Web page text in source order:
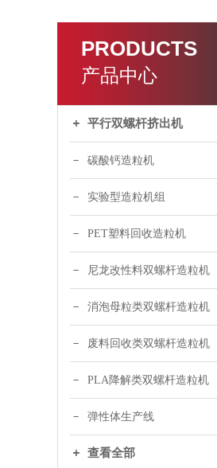
PRODUCTS
产品中心
平行双螺杆挤出机
碳酸钙造粒机
实验型造粒机组
PET塑料回收造粒机
尼龙改性料双螺杆造粒机
消泡母粒类双螺杆造粒机
废料回收类双螺杆造粒机
PLA降解类双螺杆造粒机
弹性体生产线
查看全部